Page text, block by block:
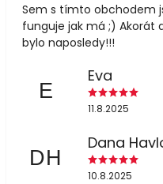
Sem s tímto obchodem
funguje jak má ;) Akorát
bylo naposledy!!!
E
Eva
11.8.2025
DH
Dana
10.8.2025